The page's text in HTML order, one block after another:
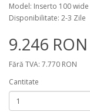
Model: Inserto 100 wide
Disponibilitate: 2-3 Zile
9.246 RON
Fără TVA: 7.770 RON
Cantitate